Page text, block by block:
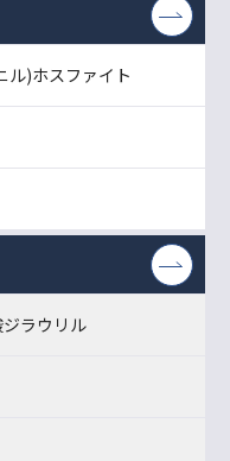
ル)ホスファイト
ラウリル